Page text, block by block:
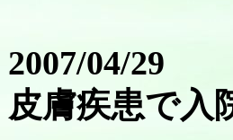
2007/04/29
皮膚疾患で入